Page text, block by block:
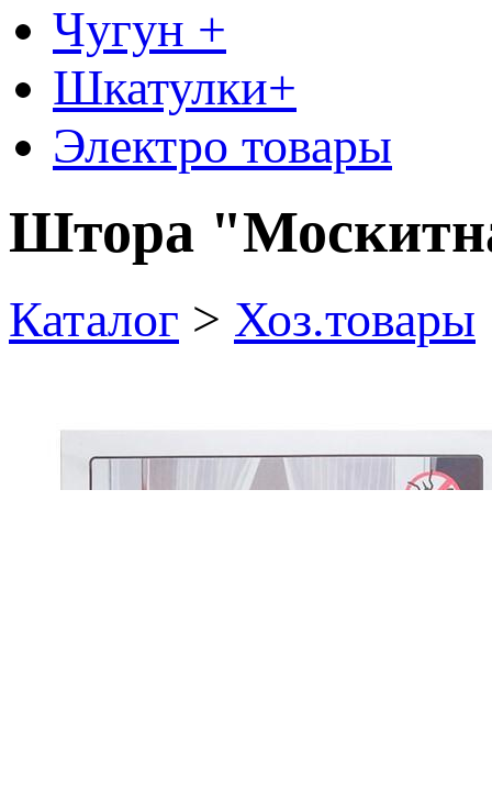
Чугун +
Шкатулки+
Электро товары
Штора
Каталог > Хоз.товары